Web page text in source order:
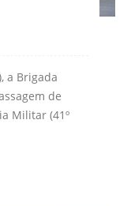
a Brigada
de
Militar (41º